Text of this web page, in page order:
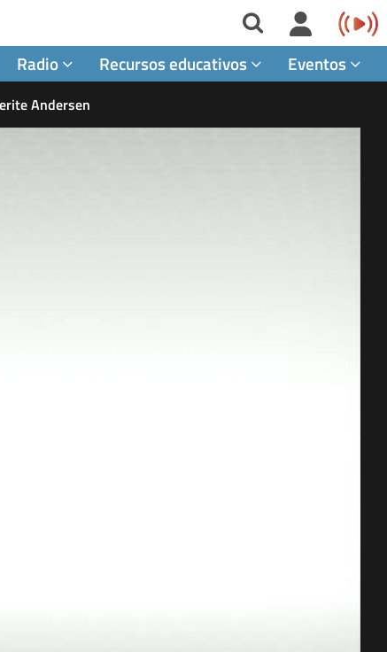
Radio Recursos educativos Eventos
Andersen